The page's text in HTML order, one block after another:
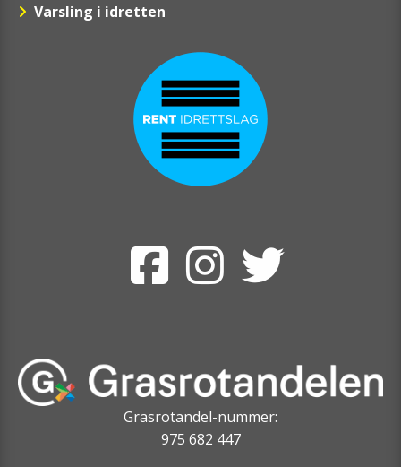
Varsling i idretten
Grasrotandel-nummer:
975 682 447